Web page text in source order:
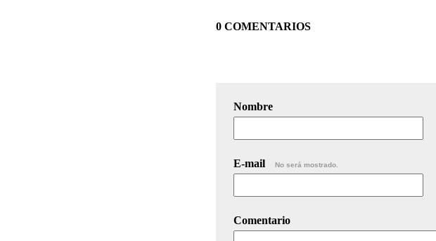
0 COMENTARIOS
Nombre
E-mail No será mostrado.
Comentario